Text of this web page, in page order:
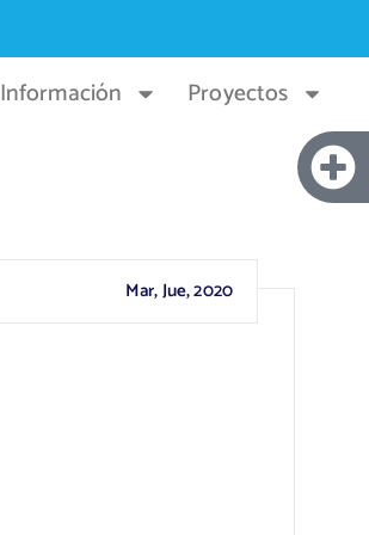
Información Proyectos
Mar, Jue, 2020